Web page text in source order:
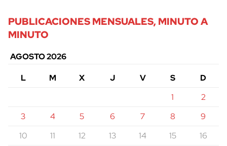
PUBLICACIONES MENSUALES, MINUTO A
MINUTO
AGOSTO 2026
L
M X J V S
D
1
2
3
4 5 6 7 8
9
10
11 12 13 14 15
16